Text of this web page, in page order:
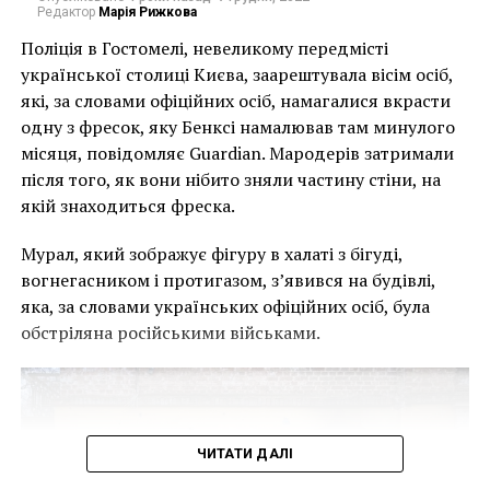
Художники, которые участвовали в “пацифистском”
проекте, рисовали идиллические пейзажи яркими
красками со зданиями в викторианском стиле, а
также деревьями и прекрасными ручьями.
где на сегодняшний день правят наркомания,
насилие и бедность.
Редактор Марія Рижкова
Поліція в Гостомелі, невеликому передмісті
української столиці Києва, заарештувала вісім осіб,
які, за словами офіційних осіб, намагалися вкрасти
одну з фресок, яку Бенксі намалював там минулого
місяця, повідомляє Guardian. Мародерів затримали
після того, як вони нібито зняли частину стіни, на
якій знаходиться фреска.
Мурал, який зображує фігуру в халаті з бігуді,
вогнегасником і протигазом, з’явився на будівлі,
яка, за словами українських офіційних осіб, була
обстріляна російськими військами.
ЧИТАТИ ДАЛІ